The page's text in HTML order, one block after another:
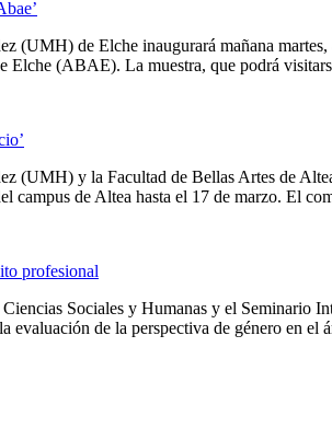
de Elche inaugurará mañana martes,
Elche (ABAE). La muestra, que podrá
y la Facultad de Bellas Artes de
campus de Altea hasta el 17 de marzo. El
profesional
Sociales y Humanas y el
de la perspectiva de género en el